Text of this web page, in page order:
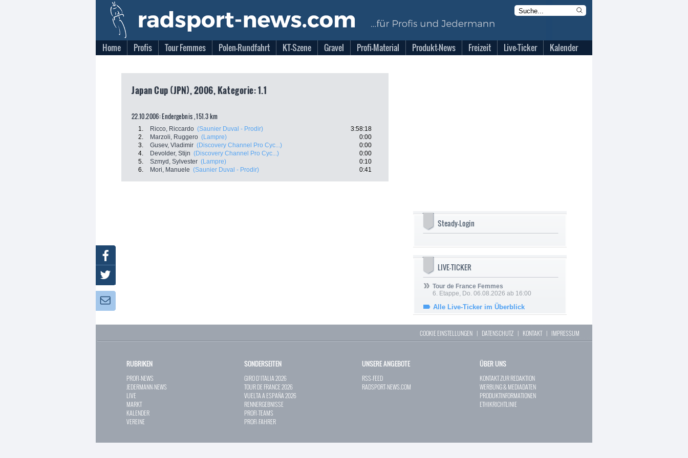
Home Profis Tour Femmes Polen-Rundfahrt KT-Szene Gravel Profi-Material Produkt-News Freizeit Live-Ticker Kalender
Japan Cup (JPN), 2006, Kategorie: 1.1
22.10.2006: Endergebnis , 151.3 km
1. Ricco, Riccardo (Saunier Duval - Prodir)
3:58:18
2.
Marzoli, Ruggero (Lampre)
0:00
3.
Gusev, Vladimir (Discovery Channel Pro Cyc...)
0:00
4.
Devolder, Stijn (Discovery Channel Pro Cyc...)
0:00
5.
Szmyd, Sylvester (Lampre)
0:10
6.
Mori, Manuele (Saunier Duval - Prodir) 0:41
Steady-Login
LIVE-TICKER
Tour de France Femmes
6. Etappe, Do. 06.08.2026 ab 16:00
Alle Live-Ticker im Überblick
COOKIE EINSTELLUNGEN | DATENSCHUTZ | KONTAKT| IMPRESSUM
RUBRIKEN
PROFI-NEWS
JEDERMANN-NEWS
LIVE
MARKT
KALENDER
VEREINE
SONDERSEITEN
GIRO D`ITALIA 2026
TOUR DE FRANCE 2026
VUELTA A ESPAÑA 2026
RENNERGEBNISSE
PROFI-TEAMS
PROFI-FAHRER
UNSERE ANGEBOTE
RSS-FEED
RADSPORT-NEWS.COM
ÜBER UNS
KONTAKT ZUR REDAKTION
WERBUNG & MEDIADATEN
PRODUKTINFORMATIONEN
ETHIKRICHTLINIE